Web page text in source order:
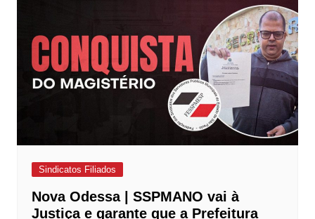
Sindicatos Filiados
Nova Odessa | SSPMANO vai à
Justiça e garante que a Prefeitura